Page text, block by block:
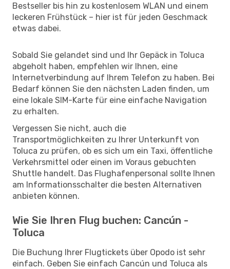
Bestseller bis hin zu kostenlosem WLAN und einem
leckeren Frühstück – hier ist für jeden Geschmack
etwas dabei.
Sobald Sie gelandet sind und Ihr Gepäck in Toluca
abgeholt haben, empfehlen wir Ihnen, eine
Internetverbindung auf Ihrem Telefon zu haben. Bei
Bedarf können Sie den nächsten Laden finden, um
eine lokale SIM-Karte für eine einfache Navigation
zu erhalten.
Vergessen Sie nicht, auch die
Transportmöglichkeiten zu Ihrer Unterkunft von
Toluca zu prüfen, ob es sich um ein Taxi, öffentliche
Verkehrsmittel oder einen im Voraus gebuchten
Shuttle handelt. Das Flughafenpersonal sollte Ihnen
am Informationsschalter die besten Alternativen
anbieten können.
Wie Sie Ihren Flug buchen: Cancún -
Toluca
Die Buchung Ihrer Flugtickets über Opodo ist sehr
einfach. Geben Sie einfach Cancún und Toluca als